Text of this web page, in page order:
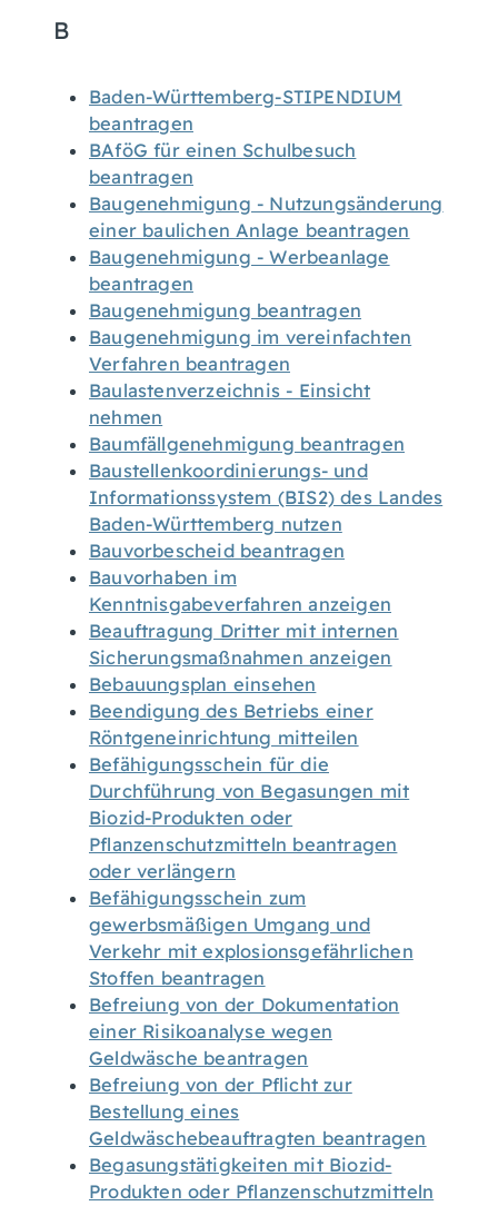
B
Baden-Württemberg-STIPENDIUM
beantragen
BAföG für einen Schulbesuch
beantragen
Baugenehmigung - Nutzungsänderung
einer baulichen Anlage beantragen
Baugenehmigung - Werbeanlage
beantragen
Baugenehmigung beantragen
Baugenehmigung im vereinfachten
Verfahren beantragen
Baulastenverzeichnis - Einsicht
nehmen
Baumfällgenehmigung beantragen
Baustellenkoordinierungs- und
Informationssystem (BIS2) des Landes
Baden-Württemberg nutzen
Bauvorbescheid beantragen
Bauvorhaben im
Kenntnisgabeverfahren anzeigen
Beauftragung Dritter mit internen
Sicherungsmaßnahmen anzeigen
Bebauungsplan einsehen
Beendigung des Betriebs einer
Röntgeneinrichtung mitteilen
Befähigungsschein für die
Durchführung von Begasungen mit
Biozid-Produkten oder
Pflanzenschutzmitteln beantragen
oder verlängern
Befähigungsschein zum
gewerbsmäßigen Umgang und
Verkehr mit explosionsgefährlichen
Stoffen beantragen
Befreiung von der Dokumentation
einer Risikoanalyse wegen
Geldwäsche beantragen
Befreiung von der Pflicht zur
Bestellung eines
Geldwäschebeauftragten beantragen
Begasungstätigkeiten mit Biozid-
Produkten oder Pflanzenschutzmitteln